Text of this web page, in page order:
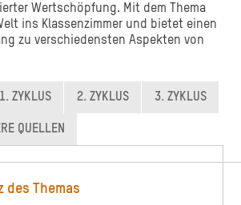
Wertschöpfung. Mit dem Thema
ins Klassenzimmer und bietet einen
zu verschiedensten Aspekten von
1. ZYKLUS 2. ZYKLUS 3. ZYKLUS
QUELLEN
des Themas